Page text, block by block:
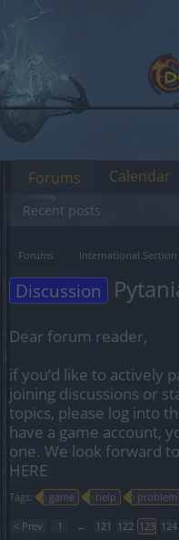
Forums International Section
Discussion
Dear forum reader,
if you’d like to actively
joining discussions or
topics, please log into
have a game account,
one. We look forward
HERE
Tags: game help problem
< Prev 1 ← 121 122 123 124
Forums
Recent posts
Calendar